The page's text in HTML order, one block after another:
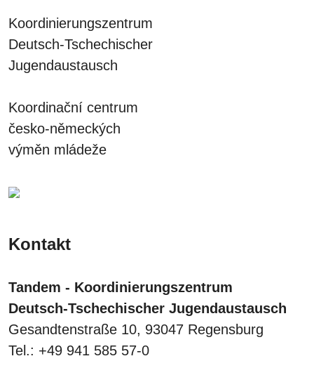
Koordinierungszentrum
Deutsch-Tschechischer
Jugendaustausch
Koordinační centrum
česko-německých
výměn mládeže
Kontakt
Tandem - Koordinierungszentrum
Deutsch-Tschechischer Jugendaustausch
Gesandtenstraße 10, 93047 Regensburg
Tel.: +49 941 585 57-0